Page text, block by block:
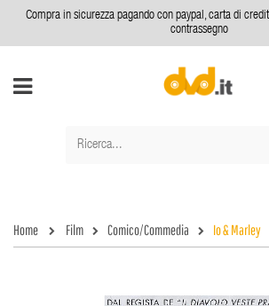
Compra in sicurezza pagando con paypal, carta di
contrassegno
Home Film Comico/Commedia Io & Marley